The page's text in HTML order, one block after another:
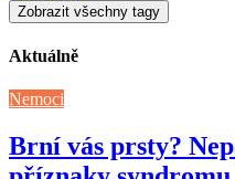
Zobrazit všechny tagy
Aktuálně
Nemoci
Brní vás prsty?